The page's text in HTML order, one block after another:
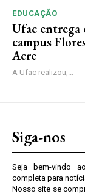
EDUCAÇÃO
Ufac entrega
campus
Acre
A Ufac realizou,...
Siga-nos
Seja bem-vindo
completa para
Nosso site se